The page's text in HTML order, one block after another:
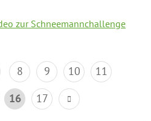
zur Schneemannchallenge
8 9 10
11
16 17